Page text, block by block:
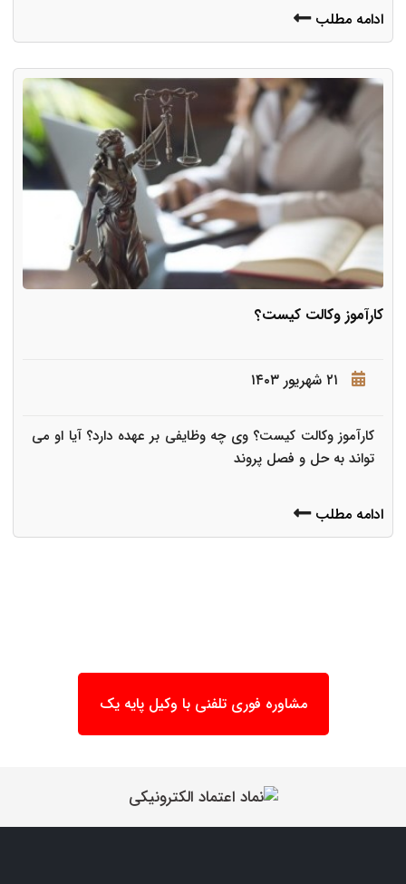
ادامه مطلب
کارآموز وکالت کیست؟
۲۱ شهریور ۱۴۰۳
کارآموز وکالت کیست؟ وی چه وظایفی بر عهده دارد؟ آیا او می
تواند به حل و فصل پروند
ادامه مطلب
مشاوره فوری تلفنی با وکیل پایه یک